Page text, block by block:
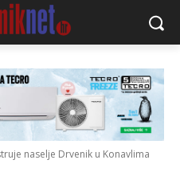
naselje Drvenik u Konavlima